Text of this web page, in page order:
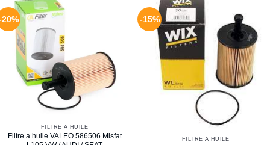
FILTRE À HUILE
Filtre a huile VALEO 586506 Misfat
-15%
FILTRE À HUILE